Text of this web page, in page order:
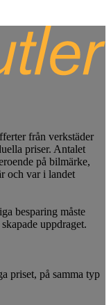
från verkstäder
priser. Antalet
på bilmärke,
och var i landet
besparing måste
uppdraget.
priset, på samma typ